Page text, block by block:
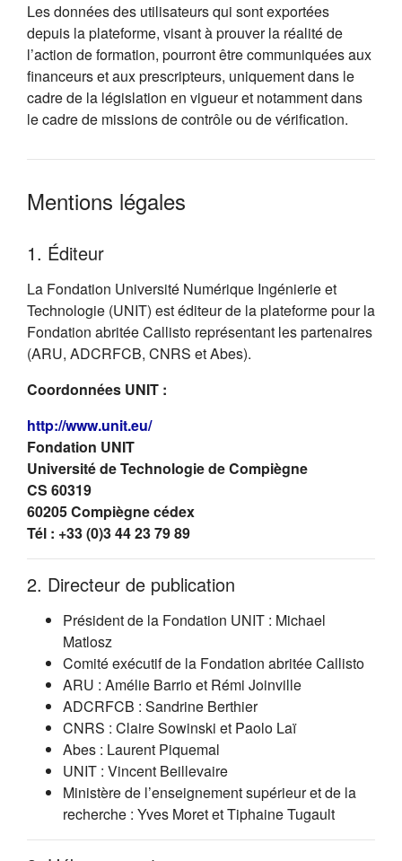
Les données des utilisateurs qui sont exportées
depuis la plateforme, visant à prouver la réalité de
l’action de formation, pourront être communiquées aux
financeurs et aux prescripteurs, uniquement dans le
cadre de la législation en vigueur et notamment dans
le cadre de missions de contrôle ou de vérification.
Mentions légales
1. Éditeur
La Fondation Université Numérique Ingénierie et
Technologie (UNIT) est éditeur de la plateforme pour la
Fondation abritée Callisto représentant les partenaires
(ARU, ADCRFCB, CNRS et Abes).
Coordonnées UNIT :
http://www.unit.eu/(s'ouvre dans un nouvel onglet)
Fondation UNIT
Université de Technologie de Compiègne
CS 60319
60205 Compiègne cédex
Tél : +33 (0)3 44 23 79 89
2. Directeur de publication
Président de la Fondation UNIT : Michael
Matlosz
Comité exécutif de la Fondation abritée Callisto
ARU : Amélie Barrio et Rémi Joinville
ADCRFCB : Sandrine Berthier
CNRS : Claire Sowinski et Paolo Laï
Abes : Laurent Piquemal
UNIT : Vincent Beillevaire
Ministère de l’enseignement supérieur et de la
recherche : Yves Moret et Tiphaine Tugault